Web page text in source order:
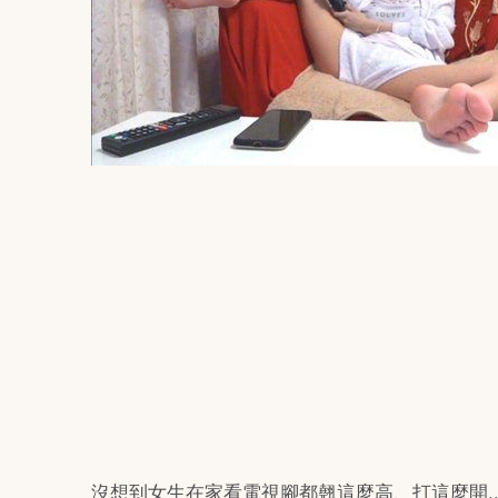
沒想到女生在家看電視腳都翹這麼高、打這麼開